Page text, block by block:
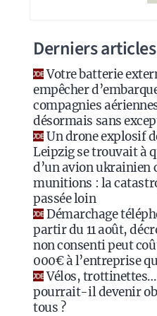
Derniers articles
Votre batterie
empêcher
compagnies
désormais sans
Un drone explosif
Leipzig se trouvait à
d’un avion ukrainien
munitions : la
passée loin
Démarchage
partir du 11 août,
non consenti peut
000€ à l’entreprise
Vélos, trottinettes…
pourrait-il devenir
tous ?